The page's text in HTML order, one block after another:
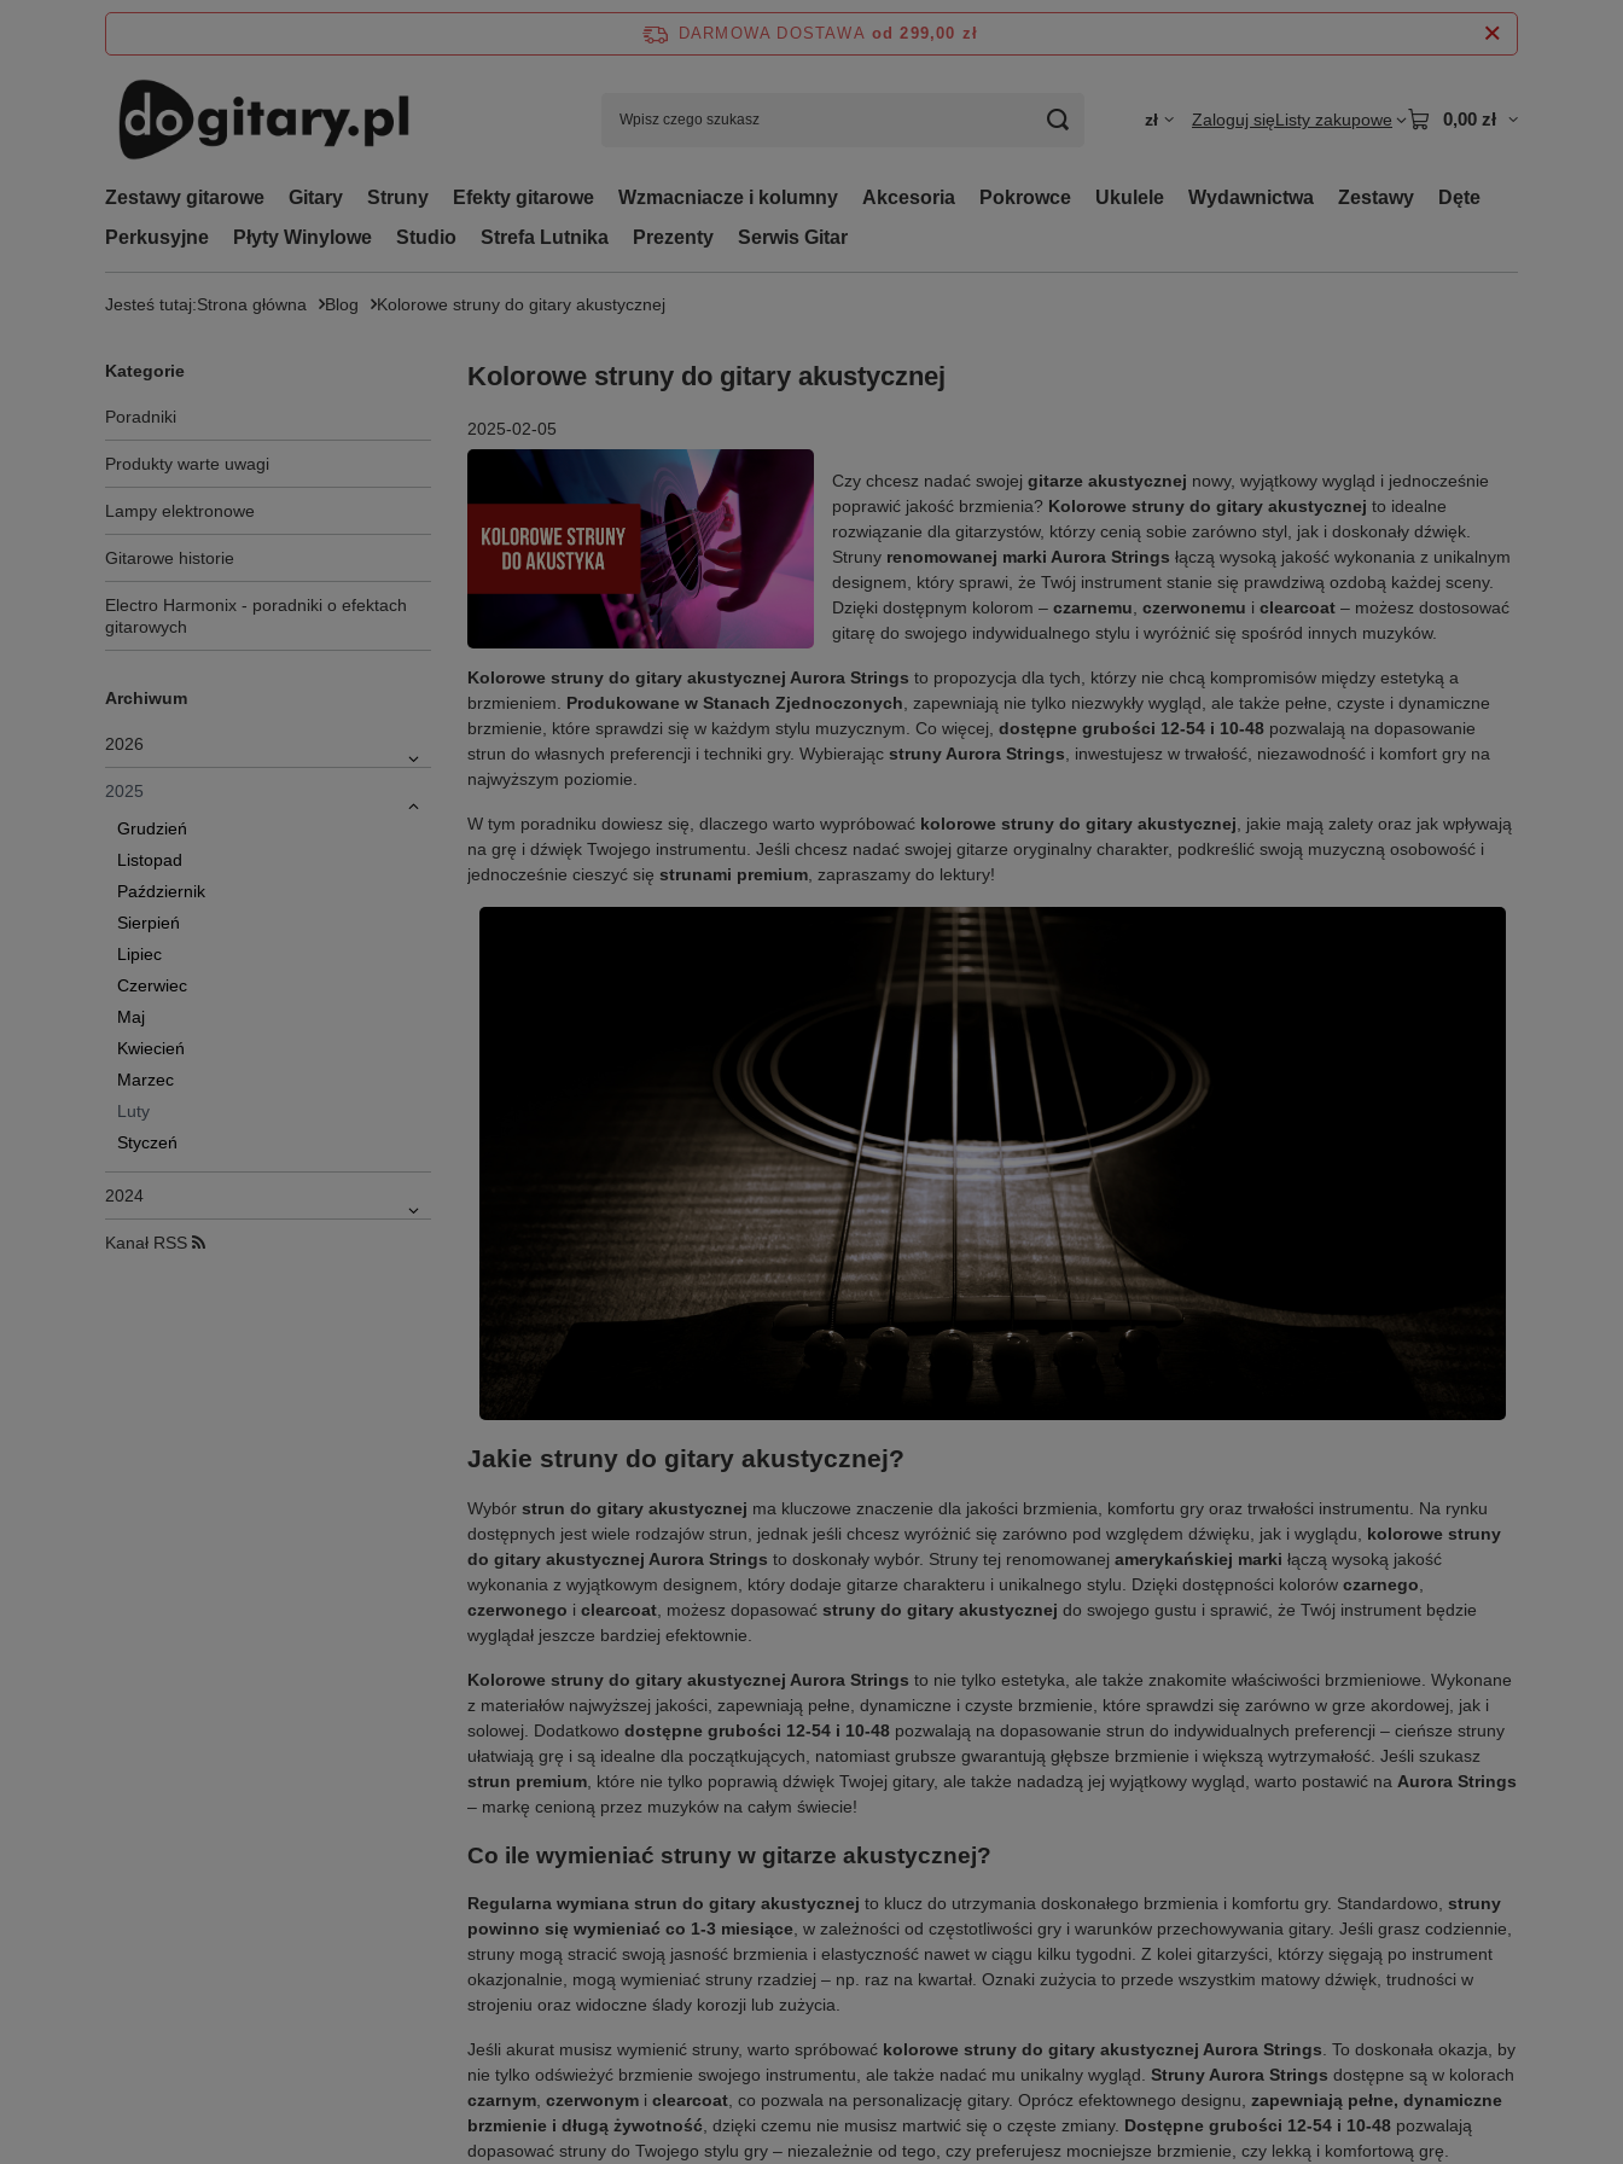
DARMOWA DOSTAWA od 299,00 zł
zł Zaloguj sięListy zakupowe 0,00 zł
Zestawy gitarowe Gitary Struny Efekty gitarowe Wzmacniacze i kolumny Akcesoria Pokrowce Ukulele Wydawnictwa Zestawy
Dęte
Perkusyjne
Płyty Winylowe Studio Strefa Lutnika Prezenty Serwis Gitar
Jesteś tutaj:Strona główna Blog Kolorowe struny do gitary akustycznej
Kategorie
Poradniki
Produkty warte uwagi
Lampy elektronowe
Gitarowe historie
Electro Harmonix - poradniki o efektach
gitarowych
Archiwum
2026
2025
Grudzień
Listopad
Październik
Sierpień
Lipiec
Czerwiec
Maj
Kwiecień
Marzec
Luty
Styczeń
2024
Kanał RSS
Kolorowe struny do gitary akustycznej
2025-02-05
Czy chcesz nadać swojejgitarze akustycznej nowy, wyjątkowy wygląd i jednocześnie
poprawić jakość brzmienia? Kolorowe struny do gitary akustycznej to idealne
rozwiązanie dla gitarzystów, którzy cenią sobie zarówno styl, jak i doskonały dźwięk.
Struny renomowanej marki Aurora Strings łączą wysoką jakość wykonania z unikalnym
designem, który sprawi, że Twój instrument stanie się prawdziwą ozdobą każdej sceny.
Dzięki dostępnym kolorom –czarnemu ,czerwonemu iclearcoat – możesz dostosować
gitarę do swojego indywidualnego stylu i wyróżnić się spośród innych muzyków.
Kolorowe struny do gitary akustycznej Aurora Strings to propozycja dla tych, którzy nie chcą kompromisów między estetyką a
brzmieniem. Produkowane w Stanach Zjednoczonych , zapewniają nie tylko niezwykły wygląd, ale także pełne, czyste i dynamiczne
brzmienie, które sprawdzi się w każdym stylu muzycznym. Co więcej, dostępne grubości 12-54 i 10-48 pozwalają na dopasowanie
strun do własnych preferencji i techniki gry. Wybierając struny Aurora Strings , inwestujesz w trwałość, niezawodność i komfort gry na
najwyższym poziomie.
W tym poradniku dowiesz się, dlaczego warto wypróbować kolorowe struny do gitary akustycznej , jakie mają zalety oraz jak wpływają
na grę i dźwięk Twojego instrumentu. Jeśli chcesz nadać swojej gitarze oryginalny charakter, podkreślić swoją muzyczną osobowość i
jednocześnie cieszyć się strunami premium , zapraszamy do lektury!
Jakie struny do gitary akustycznej?
Wybór strun do gitary akustycznej ma kluczowe znaczenie dla jakości brzmienia, komfortu gry oraz trwałości instrumentu. Na rynku
dostępnych jest wiele rodzajów strun, jednak jeśli chcesz wyróżnić się zarówno pod względem dźwięku, jak i wyglądu, kolorowe struny
do gitary akustycznej Aurora Strings to doskonały wybór. Struny tej renomowanej amerykańskiej marki łączą wysoką jakość
wykonania z wyjątkowym designem, który dodaje gitarze charakteru i unikalnego stylu. Dzięki dostępności kolorów czarnego
czerwonego i clearcoat , możesz dopasować struny do gitary akustycznej do swojego gustu i sprawić, że Twój instrument będzie
wyglądał jeszcze bardziej efektownie.
Kolorowe struny do gitary akustycznej Aurora Strings to nie tylko estetyka, ale także znakomite właściwości brzmieniowe. Wykonane
z materiałów najwyższej jakości, zapewniają pełne, dynamiczne i czyste brzmienie, które sprawdzi się zarówno w grze akordowej, jak i
solowej. Dodatkowo dostępne grubości 12-54 i 10-48 pozwalają na dopasowanie strun do indywidualnych preferencji – cieńsze struny
ułatwiają grę i są idealne dla początkujących, natomiast grubsze gwarantują głębsze brzmienie i większą wytrzymałość. Jeśli szukasz
strun premium , które nie tylko poprawią dźwięk Twojej gitary, ale także nadadzą jej wyjątkowy wygląd, warto postawić na Aurora Strings
– markę cenioną przez muzyków na całym świecie!
Co ile wymieniać struny w gitarze akustycznej?
Regularna wymiana strun do gitary akustycznej to klucz do utrzymania doskonałego brzmienia i komfortu gry. Standardowo, struny
powinno się wymieniać co 1-3 miesiące , w zależności od częstotliwości gry i warunków przechowywania gitary. Jeśli grasz codziennie,
struny mogą stracić swoją jasność brzmienia i elastyczność nawet w ciągu kilku tygodni. Z kolei gitarzyści, którzy sięgają po instrument
okazjonalnie, mogą wymieniać struny rzadziej – np. raz na kwartał. Oznaki zużycia to przede wszystkim matowy dźwięk, trudności w
strojeniu oraz widoczne ślady korozji lub zużycia.
Jeśli akurat musisz wymienić struny, warto spróbować kolorowe struny do gitary akustycznej Aurora Strings . To doskonała okazja, by
nie tylko odświeżyć brzmienie swojego instrumentu, ale także nadać mu unikalny wygląd. Struny Aurora Strings dostępne są w kolorach
czarnym czerwonym i clearcoat , co pozwala na personalizację gitary. Oprócz efektownego designu, zapewniają pełne, dynamiczne
brzmienie i długą żywotność , dzięki czemu nie musisz martwić się o częste zmiany. Dostępne grubości 12-54 i 10-48 pozwalają
dopasować struny do Twojego stylu gry – niezależnie od tego, czy preferujesz mocniejsze brzmienie, czy lekką i komfortową grę.